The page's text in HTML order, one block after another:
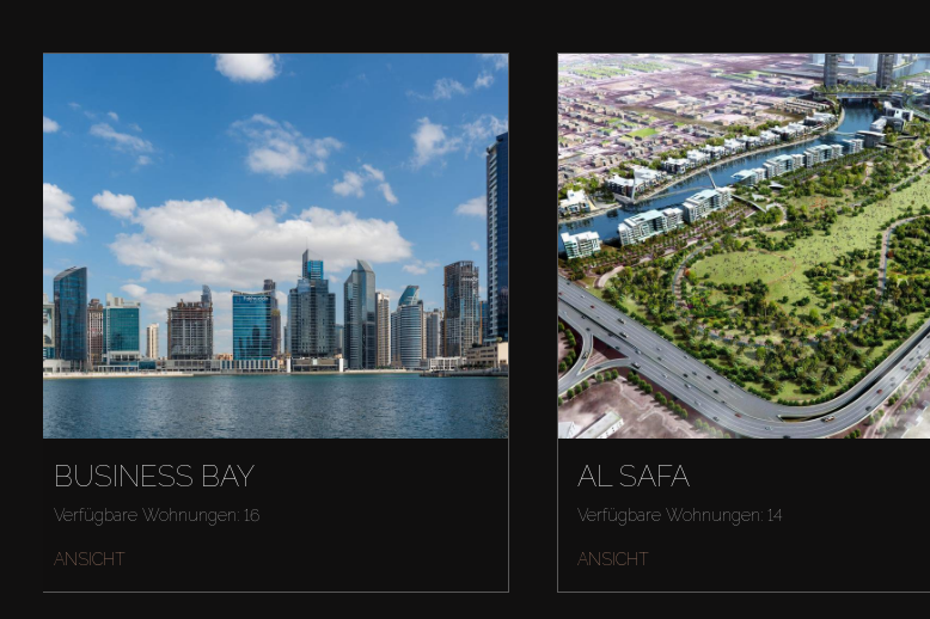
BUSINESS BAY
Verfügbare Wohnungen: 16
ANSICHT
AL SAFA
Verfügbare Wohnungen: 14
ANSICHT